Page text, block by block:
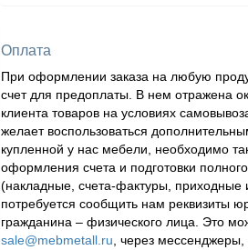
Оплата
При оформлении заказа на любую
счет для предоплаты. В нем отражена
клиента товаров на условиях
желает воспользоваться
купленной у нас мебели, необходимо
оформления счета и подготовки
(накладные, счета-фактуры, приходные
потребуется сообщить нам реквизиты
гражданина – физического лица. Это
sale@mebmetall.ru, через мессенджеры,